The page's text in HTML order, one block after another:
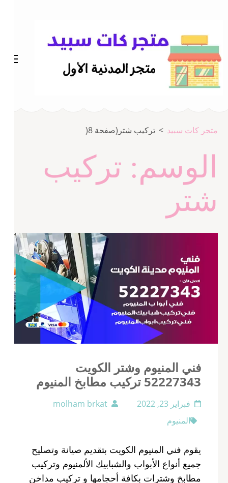
المحتوى
(اضغط
Enter)
متجر كات سبيد > تركيب شتر (صفحة 8(
الوسم: تركيب
شتر
فني المنيوم وشتر الكويت
52227343 تركيب مطابخ المنيوم
فبراير 23, 2022
molham brkat
المنيوم
يقوم فني المنيوم الكويت بتقديم صيانة وتصليح
جميع أنواع الأبواب والشبابيك الألمنيوم وتركيب
مطابخ وشترات بكافة أحجامها و تركيب مداخن